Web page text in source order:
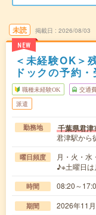
未読
NEW
掲載日 2026/08/03
＜未経験OK＞
ドックの予約
職種未経験OK 交通
派遣
勤務地 千葉県君津
君津駅から
曜日頻度
月・火・
♪※土曜日は
時間 08:20～
期間 2026年11